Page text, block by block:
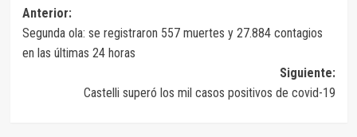
Navegación
de
Anterior:
Segunda ola: se registraron 557 muertes y 27.884 contagios
en las últimas 24 horas
Siguiente:
Castelli superó los mil casos positivos de covid-19